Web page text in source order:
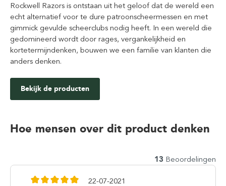
Rockwell Razors is ontstaan uit het geloof dat de wereld een
echt alternatief voor te dure patroonscheermessen en met
gimmick gevulde scheerclubs nodig heeft. In een wereld die
gedomineerd wordt door rages, vergankelijkheid en
kortetermijndenken, bouwen we een familie van klanten die
anders denken.
Bekijk de producten
Hoe mensen over dit product denken
13 Beoordelingen
22-07-2021